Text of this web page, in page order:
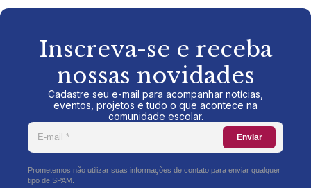
Inscreva-se e receba
nossas novidades
Cadastre seu e-mail para acompanhar notícias,
eventos, projetos e tudo o que acontece na
comunidade escolar.
Enviar
Prometemos não utilizar suas informações de contato para enviar qualquer
tipo de SPAM.